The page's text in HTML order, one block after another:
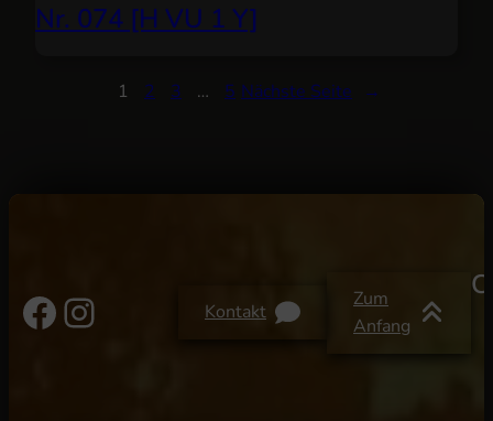
Nr. 074 [H VU 1 Y]
1 2 3 … 5 Nächste Seite →
Facebook Instagram Kontakt
Zum
Anfang